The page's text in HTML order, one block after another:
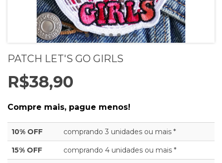
PATCH LET'S GO GIRLS
R$38,90
Compre mais, pague menos!
10% OFF comprando 3 unidades ou mais *
15% OFF comprando 4 unidades ou mais *